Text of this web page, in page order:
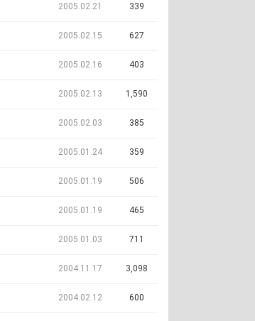
2005.02.21 339
2005.02.15 627
2005.02.16 403
2005.02.13 1,590
2005.02.03 385
2005.01.24 359
2005.01.19 506
2005.01.19 465
2005.01.03 711
2004.11.17 3,098
2004.02.12 600